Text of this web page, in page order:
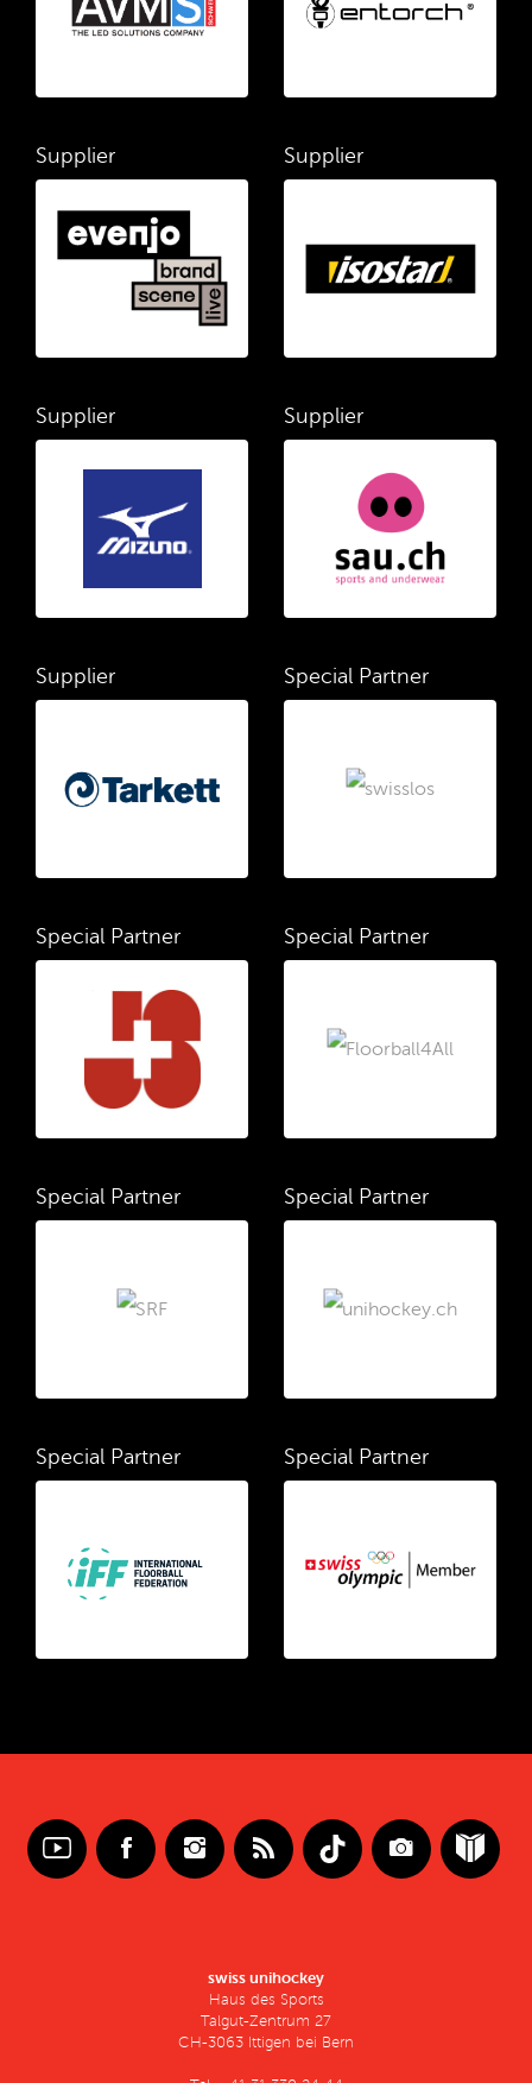
Supplier Supplier
Supplier Supplier
Supplier Special Partner
Special Partner Special Partner
Special Partner Special Partner
Special Partner Special Partner
swiss unihockey
Haus des Sports
Talgut-Zentrum 27
CH-3063 Ittigen bei Bern